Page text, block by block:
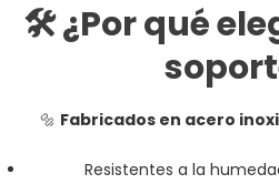
🛠️ ¿Por qué
🔩 Fabricados en acero
Resistentes a la